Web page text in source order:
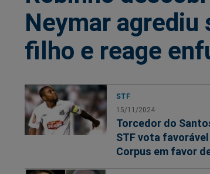
Neymar agrediu
filho e reage
STF
15/11/2024
Torcedor do
STF vota
Corpus em favor